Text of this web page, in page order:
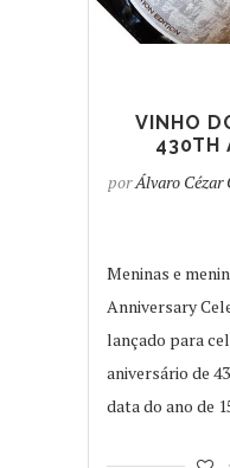
VINHO
430TH
porÁlvaro Cézar
Meninas e
Anniversary
lançado para
aniversário de
data do ano de